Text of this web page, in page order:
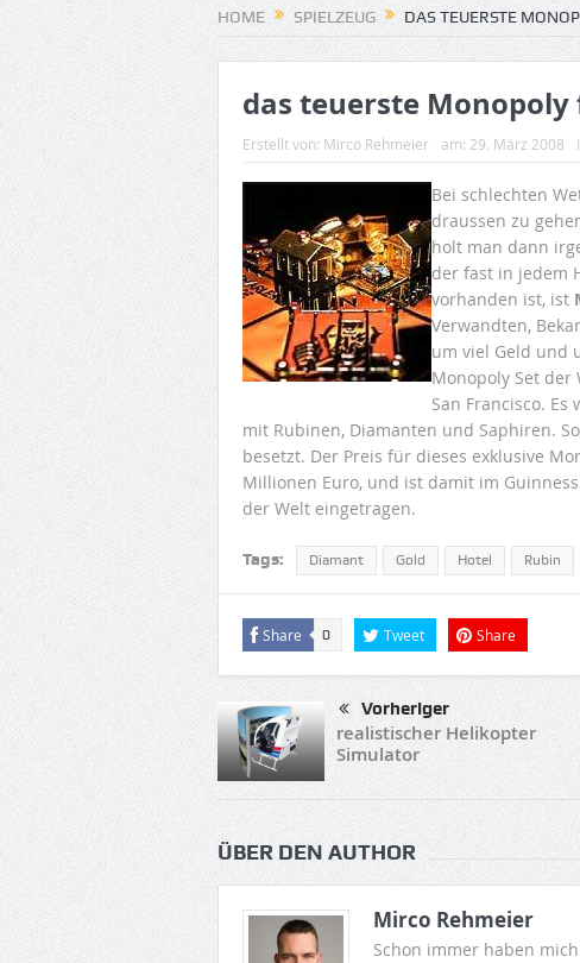
HOME SPIELZEUG DAS TEUERSTE
das teuerste
Erstellt von: Mirco Rehmeier am: 29. März 2008
Bei schlechten
draussen zu
holt man dann
der fast in jedem
vorhanden ist, ist
Verwandten,
um viel Geld und
Monopoly Set der
San Francisco.
mit Rubinen, Diamanten und Saphiren.
besetzt. Der Preis für dieses exklusive
Millionen Euro, und ist damit im
der Welt eingetragen.
Tags: Diamant Gold Hotel Rubin
Share 0 Tweet Share
Vorheriger
realistischer Helikopter
Simulator
ÜBER DEN AUTHOR
Mirco Rehmeier
Schon immer haben